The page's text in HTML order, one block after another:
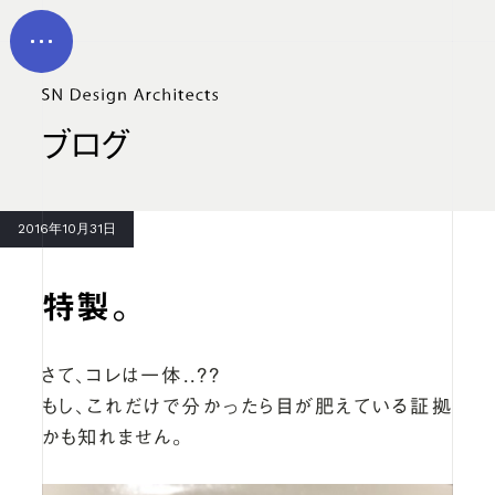
メイン コンテンツにスキップ
MEN
ブログ
2016年10月31日
特製。
さて、コレは一体..？？
もし、これだけで分かったら目が肥えている証拠
かも知れません。